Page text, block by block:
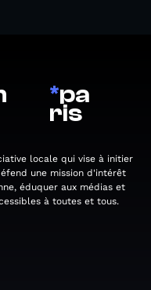
*pa
ris
locale qui vise à initier
une mission d'intérêt
éduquer aux médias et
à toutes et tous.